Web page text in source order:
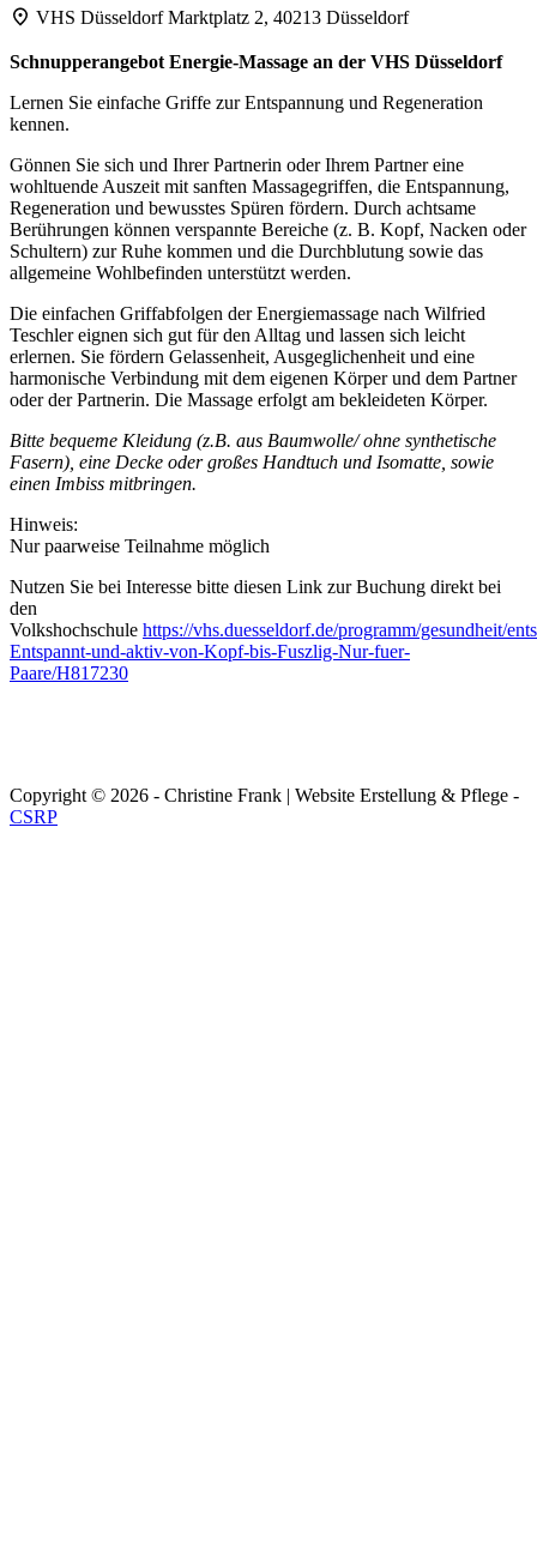
VHS DüsseldorfMarktplatz 2, 40213 Düsseldorf
Schnupperangebot Energie-Massage an der VHS Düsseldorf
Lernen Sie einfache Griffe zur Entspannung und Regeneration
kennen.
Gönnen Sie sich und Ihrer Partnerin oder Ihrem Partner eine
wohltuende Auszeit mit sanften Massagegriffen, die Entspannung,
Regeneration und bewusstes Spüren fördern. Durch achtsame
Berührungen können verspannte Bereiche (z. B. Kopf, Nacken oder
Schultern) zur Ruhe kommen und die Durchblutung sowie das
allgemeine Wohlbefinden unterstützt werden.
Die einfachen Griffabfolgen der Energiemassage nach Wilfried
Teschler eignen sich gut für den Alltag und lassen sich leicht
erlernen. Sie fördern Gelassenheit, Ausgeglichenheit und eine
harmonische Verbindung mit dem eigenen Körper und dem Partner
oder der Partnerin. Die Massage erfolgt am bekleideten Körper.
Bitte bequeme Kleidung (z.B. aus Baumwolle/ ohne synthetische
Fasern), eine Decke oder großes Handtuch und Isomatte, sowie
einen Imbiss mitbringen.
Hinweis:
Nur paarweise Teilnahme möglich
Nutzen Sie bei Interesse bitte diesen Link zur Buchung direkt bei
den
Volkshochschule https://vhs.duesseldorf.de/programm/gesundheit/
Entspannt-und-aktiv-von-Kopf-bis-Fuszlig-Nur-fuer-
Paare/H817230
Copyright © 2026 - Christine Frank | Website Erstellung & Pflege -
CSRP